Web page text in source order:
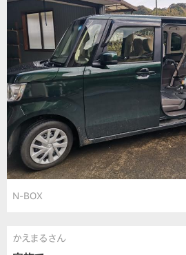
N-BOX
かえまるさん